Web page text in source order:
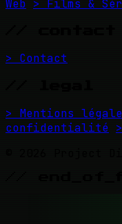
Web > Films &
> Contact
> Mentions
confidentialité